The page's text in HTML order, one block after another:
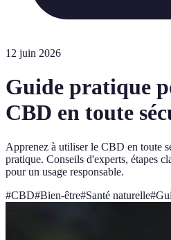
12 juin 2026
Guide pratique
CBD en toute
Apprenez à utiliser le CBD en toute
pratique. Conseils d'experts, étapes
pour un usage responsable.
#CBD#Bien-être#Santé naturelle#